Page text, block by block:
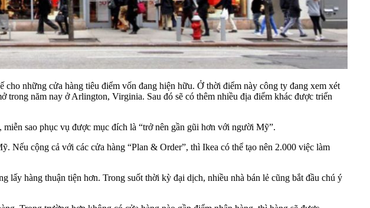
những cửa hàng tiêu điểm vốn đang hiện hữu. Ở thời điểm này công ty đang xem xét
trong năm nay ở Arlington, Virginia. Sau đó sẽ có thêm nhiều địa điểm khác được triển
sao phục vụ được mục đích là “trở nên gần gũi hơn với người Mỹ”.
Nếu cộng cả với các cửa hàng “Plan & Order”, thì Ikea có thể tạo nên 2.000 việc làm
lấy hàng thuận tiện hơn. Trong suốt thời kỳ đại dịch, nhiều nhà bán lẻ cũng bắt đầu chú ý